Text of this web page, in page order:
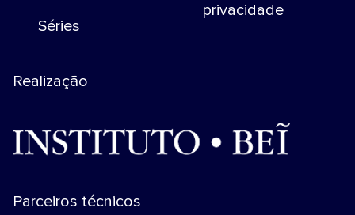
Séries
privacidade
Realização
Parceiros técnicos